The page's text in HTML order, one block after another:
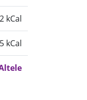
kCal
kCal